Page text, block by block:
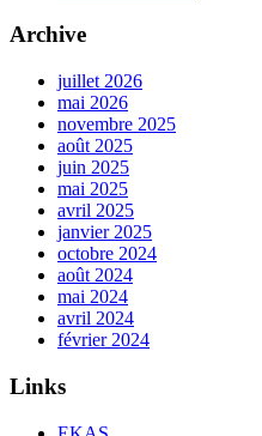
Archive
juillet 2026
mai 2026
novembre 2025
août 2025
juin 2025
mai 2025
avril 2025
janvier 2025
octobre 2024
août 2024
mai 2024
avril 2024
février 2024
Links